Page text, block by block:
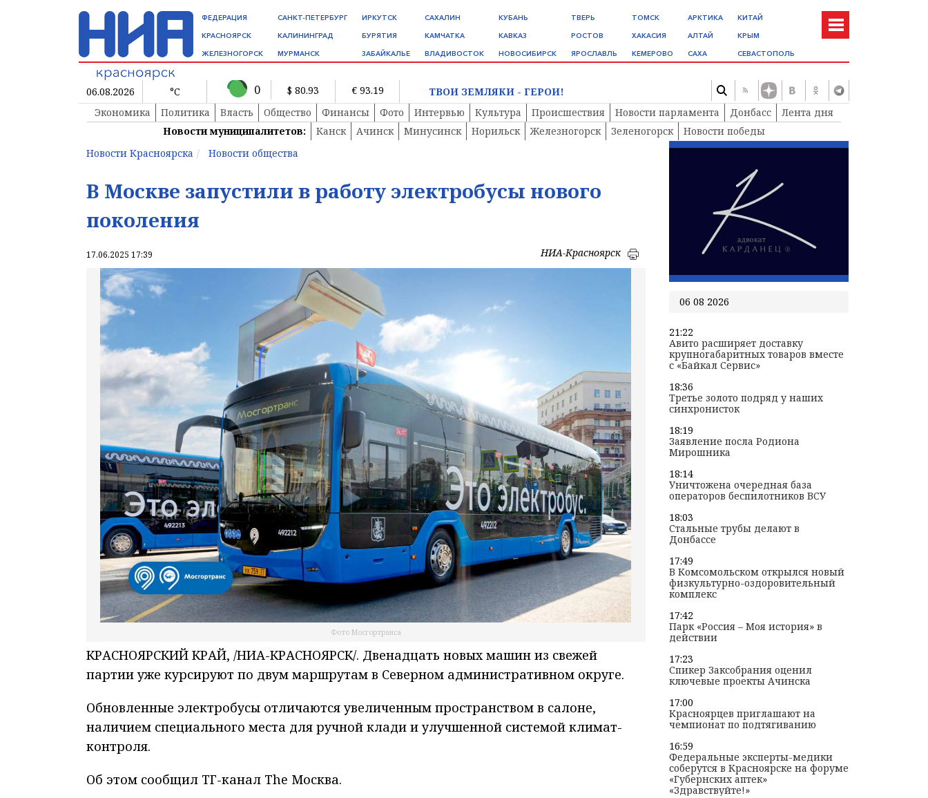
ФЕДЕРАЦИЯ
КРАСНОЯРСК
ЖЕЛЕЗНОГОРСК
САНКТ-ПЕТЕРБУРГ
КАЛИНИНГРАД
МУРМАНСК
ИРКУТСК
БУРЯТИЯ
ЗАБАЙКАЛЬЕ
САХАЛИН
КАМЧАТКА
ВЛАДИВОСТОК
КУБАНЬ
КАВКАЗ
НОВОСИБИРСК
ТВЕРЬ
РОСТОВ
ЯРОСЛАВЛЬ
ТОМСК
ХАКАСИЯ
КЕМЕРОВО
АРКТИКА
АЛТАЙ
САХА
КИТАЙ
КРЫМ
СЕВАСТОПОЛЬ
06.08.2026 °C 0 $ 80.93 € 93.19
ТВОИ ЗЕМЛЯКИ - ГЕРОИ!
Экономика
Политика Власть Общество Финансы Фото Интервью Культура Происшествия Новости парламента Донбасс
Лента дня
Новости муниципалитетов:
Канск Ачинск Минусинск Норильск Железногорск Зеленогорск
Новости победы
Новости Красноярска
Новости общества
В Москве запустили в работу электробусы нового
поколения
17.06.2025 17:39 НИА-Красноярск
Фото Мосгортранса
КРАСНОЯРСКИЙ КРАЙ, /НИА-КРАСНОЯРСК/. Двенадцать новых машин из свежей
партии уже курсируют по двум маршрутам в Северном административном округе.
Обновленные электробусы отличаются увеличенным пространством в салоне,
наличием специального места для ручной клади и улучшенной системой климат-
контроля.
Об этом сообщил ТГ-канал The Москва.
06 08 2026
21:22
Авито расширяет доставку
крупногабаритных товаров вместе
с «Байкал Сервис»
18:36
Третье золото подряд у наших
синхронисток
18:19
Заявление посла Родиона
Мирошника
18:14
Уничтожена очередная база
операторов беспилотников ВСУ
18:03
Стальные трубы делают в
Донбассе
17:49
В Комсомольском открылся новый
физкультурно-оздоровительный
комплекс
17:42
Парк «Россия – Моя история» в
действии
17:23
Спикер Заксобрания оценил
ключевые проекты Ачинска
17:00
Красноярцев приглашают на
чемпионат по подтягиванию
16:59
Федеральные эксперты-медики
соберутся в Красноярске на форуме
«Губернских аптек»
«Здравствуйте!»